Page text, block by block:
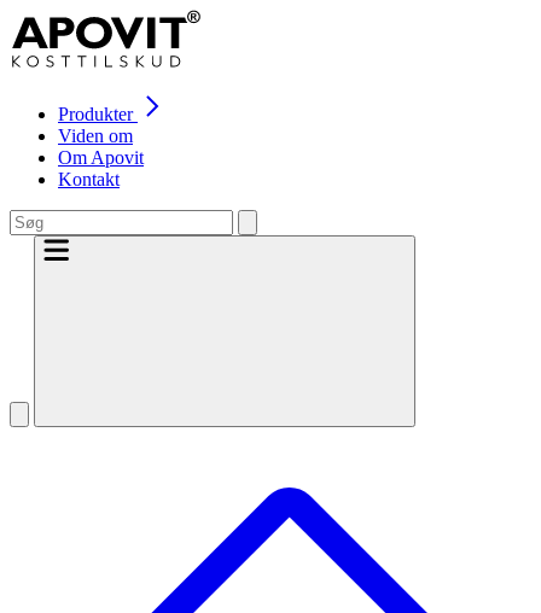
Produkter
Viden om
Om Apovit
Kontakt